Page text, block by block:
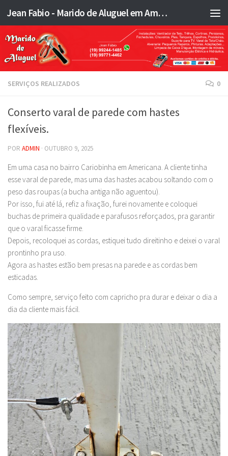
Skip to content Jean Fabio - Marido de Aluguel em Americana SP e região - JFMA
SERVIÇOS REALIZADOS 0
Conserto varal de parede com hastes
flexíveis.
POR ADMIN · OUTUBRO 9, 2025
Em uma casa no bairro Cariobinha em Americana. A cliente tinha
esse varal de parede, mas uma das hastes acabou soltando com o
peso das roupas (a bucha antiga não aguentou).
Por isso, fui até lá, refiz a fixação, furei novamente e coloquei
buchas de primeira qualidade e parafusos reforçados, pra garantir
que o varal ficasse firme.
Depois, recoloquei as cordas, estiquei tudo direitinho e deixei o varal
prontinho pra uso.
Agora as hastes estão bem presas na parede e as cordas bem
esticadas.
Como sempre, serviço feito com capricho pra durar e deixar o dia a
dia da cliente mais fácil.